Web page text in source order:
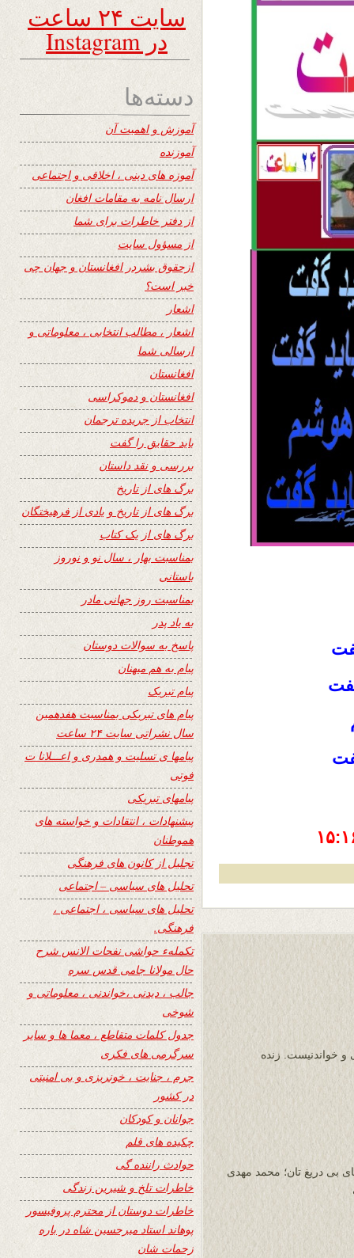
و خواندنیست. زنده
بی دریغ تان؛ محمد مهدی
سایت ۲۴ ساعت
در Instagram
دسته‌ها
آموزش و اهمیت آن
آموزنده
آموزه های دینی ، اخلاقی و اجتماعی
ارسال نامه به مقامات افغان
از دفتر خاطرات برای شما
از مسؤول سایت
ازحقوق بشردر افغانستان و جهان چی
خبر است؟
اشعار
اشعار ، مطالب انتخابی ، معلوماتی و
ارسالی شما
افغانستان
افغانستان و دموکراسی
انتخاب از جریده ترجمان
باید حقایق را گفت
بررسی و نقد داستان
برگ های از تاریخ
برگ های از تاریخ و یادی از فرهیختگان
برگ های از یک کتاب
بمناسبت بهار ، سال نو و نوروز
باستانی
بمناسبت روز جهانی مادر
به یاد پدر
پاسخ به سوالات دوستان
پیام به هم میهنان
پیام تبریک
پیام های تبریکی بمناسبت هفدهمین
سال نشراتی سایت ۲۴ ساعت
پیامها ی تسلیت و همدری و اعـــلانا ت
فوتی
پیامهای تبریکی
پیشنهادات ، انتقادات و خواسته های
هموطنان
تجلیل از کانون های فرهنگی
تحلیل های سیاسی – اجتماعی
تحلیل های سیاسی ، اجتماعی ،
فرهنگی.
تکملهء حواشی نفحات الانس شرح
حال مولانا جامی قدس سره
جالب ، دیدنی ،خواندنی ، معلوماتی و
شوخی
جدول کلمات متقاطع ، معما ها و سایر
سرگرمی های فکری
جرم ، جنایت ، خونریزی و بی امنیتی
در کشور
جوانان و کودکان
چکیده های قلم
حوادث راننده گی
خاطرات تلخ و شیرین زندگی
خاطرات دوستان از محترم پروفیسور
پوهاند استاد میرحسین شاه در باره
زحمات شان